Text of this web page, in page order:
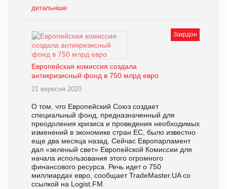
детальніше
Закрдон
Европейская комиссия создала
антикризисный фонд в 750 млрд евро
21 вересня 2020
О том, что Европейский Союз создает
специальный фонд, предназначенный для
преодоления кризиса и проведения необходимых
изменений в экономике стран ЕС, было известно
еще два месяца назад. Сейчас Европарламент
дал «зеленый свет» Европейской Комиссии для
начала использования этого огромного
финансового ресурса. Речь идет о 750
миллиардах евро, сообщает TradeMaster.UA со
ссылкой на Logist.FM.